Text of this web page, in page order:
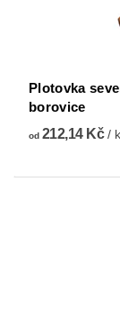
Plotovka
borovice
od212,14 Kč/